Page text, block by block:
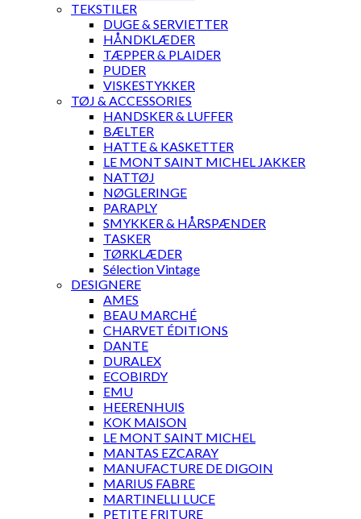
TEKSTILER
DUGE & SERVIETTER
HÅNDKLÆDER
TÆPPER & PLAIDER
PUDER
VISKESTYKKER
TØJ & ACCESSORIES
HANDSKER & LUFFER
BÆLTER
HATTE & KASKETTER
LE MONT SAINT MICHEL JAKKER
NATTØJ
NØGLERINGE
PARAPLY
SMYKKER & HÅRSPÆNDER
TASKER
TØRKLÆDER
Sélection Vintage
DESIGNERE
AMES
BEAU MARCHÉ
CHARVET ÉDITIONS
DANTE
DURALEX
ECOBIRDY
EMU
HEERENHUIS
KOK MAISON
LE MONT SAINT MICHEL
MANTAS EZCARAY
MANUFACTURE DE DIGOIN
MARIUS FABRE
MARTINELLI LUCE
PETITE FRITURE